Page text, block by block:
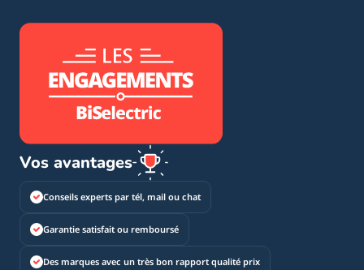
Vos avantages
Conseils experts par tél, mail ou chat
Garantie satisfait ou remboursé
Des marques avec un très bon rapport qualité prix